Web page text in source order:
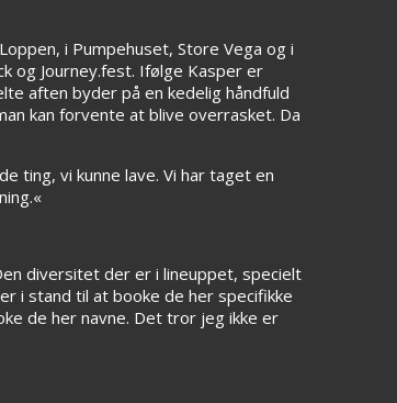
i Pumpehuset, Store Vega og i
og Journey.fest. Ifølge Kasper er
aften byder på en kedelig håndfuld
kan forvente at blive overrasket. Da
ting, vi kunne lave. Vi har taget en
diversitet der er i lineuppet, specielt
i stand til at booke de her specifikke
de her navne. Det tror jeg ikke er